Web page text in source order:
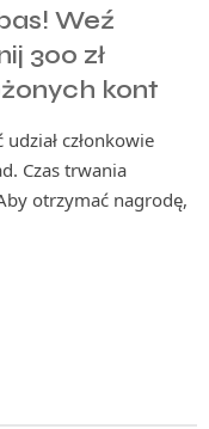
Weź
300 zł
kont
członkowie
Czas trwania
otrzymać nagrodę,